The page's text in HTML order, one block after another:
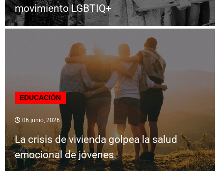
movimiento LGBTIQ+
EDUCACIÓN
06 junio, 2026
La crisis de vivienda golpea la salud
emocional de jóvenes